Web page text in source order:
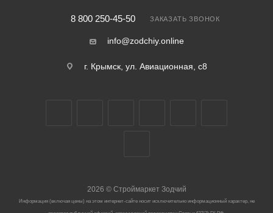
8 800 250-45-50 ЗАКАЗАТЬ ЗВОНОК
info@zodchiy.online
г. Крымск, ул. Авиационная, с8
2026 ©Строймаркет Зодчий
Информация (включая цены) на этом интернет-сайте носит исключительно информационный характер, не